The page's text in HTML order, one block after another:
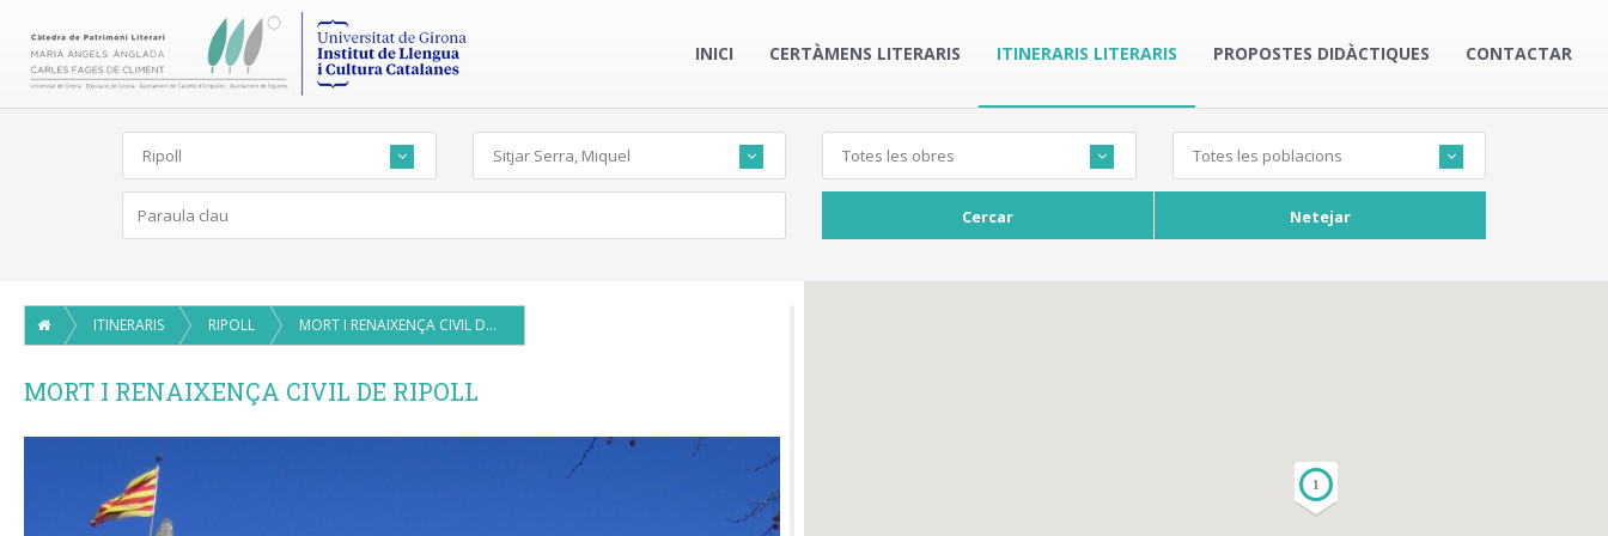
INICI CERTÀMENS LITERARIS ITINERARIS LITERARIS PROPOSTES DIDÀCTIQUES CONTACTAR
Ripoll Sitjar Serra, Miquel Totes les obres Totes les poblacions
Cercar Netejar
1
ITINERARIS RIPOLL MORT I RENAIXENÇA CIVIL DE RIPOLL
MORT I RENAIXENÇA CIVIL DE RIPOLL